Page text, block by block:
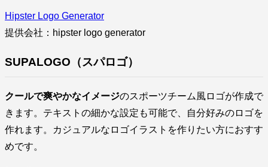
Hipster Logo Generator
提供会社：hipster logo generator
SUPALOGO（スパロゴ）
クールで爽やかなイメージのスポーツチーム風ロゴが作成で
きます。テキストの細かな設定も可能で、自分好みのロゴを
作れます。カジュアルなロゴイラストを作りたい方におすす
めです。